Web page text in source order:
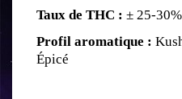
Taux de THC : ± 25-30%
Profil aromatique :
Épicé